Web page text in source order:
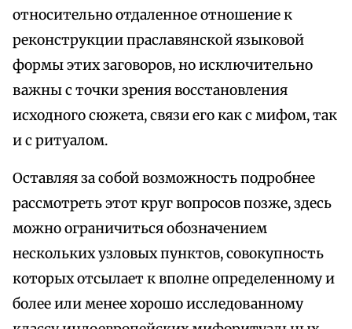
относительно отдаленное отношение к
реконструкции праславянской языковой
формы этих заговоров, но исключительно
важны с точки зрения восстановления
исходного сюжета, связи его как с мифом, так
и с ритуалом.
Оставляя за собой возможность подробнее
рассмотреть этот круг вопросов позже, здесь
можно ограничиться обозначением
нескольких узловых пунктов, совокупность
которых отсылает к вполне определенному и
более или менее хорошо исследованному